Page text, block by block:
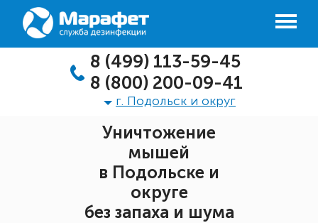
8 (499) 113-59-45
8 (800) 200-09-41
г. Подольск и округ
Уничтожение
мышей
в Подольске и
округе
без запаха и шума